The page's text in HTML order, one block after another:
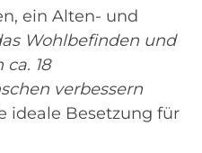
ein Alten- und
Wohlbefinden und
18
verbessern
ideale Besetzung für